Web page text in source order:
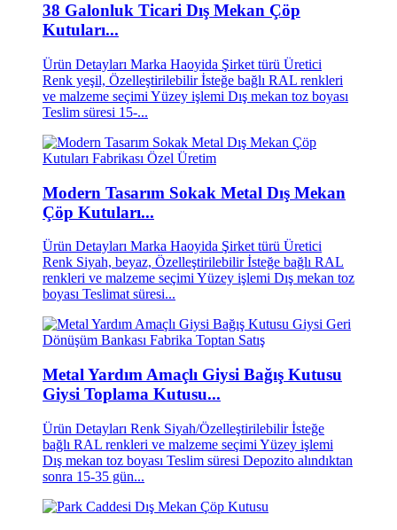
38 Galonluk Ticari Dış Mekan Çöp
Kutuları...
Ürün Detayları Marka Haoyida Şirket türü Üretici
Renk yeşil, Özelleştirilebilir İsteğe bağlı RAL renkleri
ve malzeme seçimi Yüzey işlemi Dış mekan toz boyası
Teslim süresi 15-...
Modern Tasarım Sokak Metal Dış Mekan
Çöp Kutuları...
Ürün Detayları Marka Haoyida Şirket türü Üretici
Renk Siyah, beyaz, Özelleştirilebilir İsteğe bağlı RAL
renkleri ve malzeme seçimi Yüzey işlemi Dış mekan toz
boyası Teslimat süresi...
Metal Yardım Amaçlı Giysi Bağış Kutusu
Giysi Toplama Kutusu...
Ürün Detayları Renk Siyah/Özelleştirilebilir İsteğe
bağlı RAL renkleri ve malzeme seçimi Yüzey işlemi
Dış mekan toz boyası Teslim süresi Depozito alındıktan
sonra 15-35 gün...